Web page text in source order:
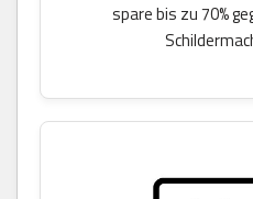
spare bis zu 70%